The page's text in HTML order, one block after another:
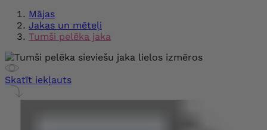
Mājas
Jakas un mēteļi
Tumši pelēka jaka
Skatīt iekļauts